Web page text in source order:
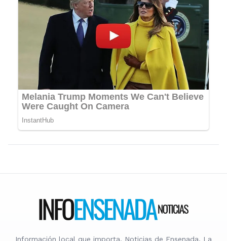
Información local que importa. Noticias de Ensenada, La